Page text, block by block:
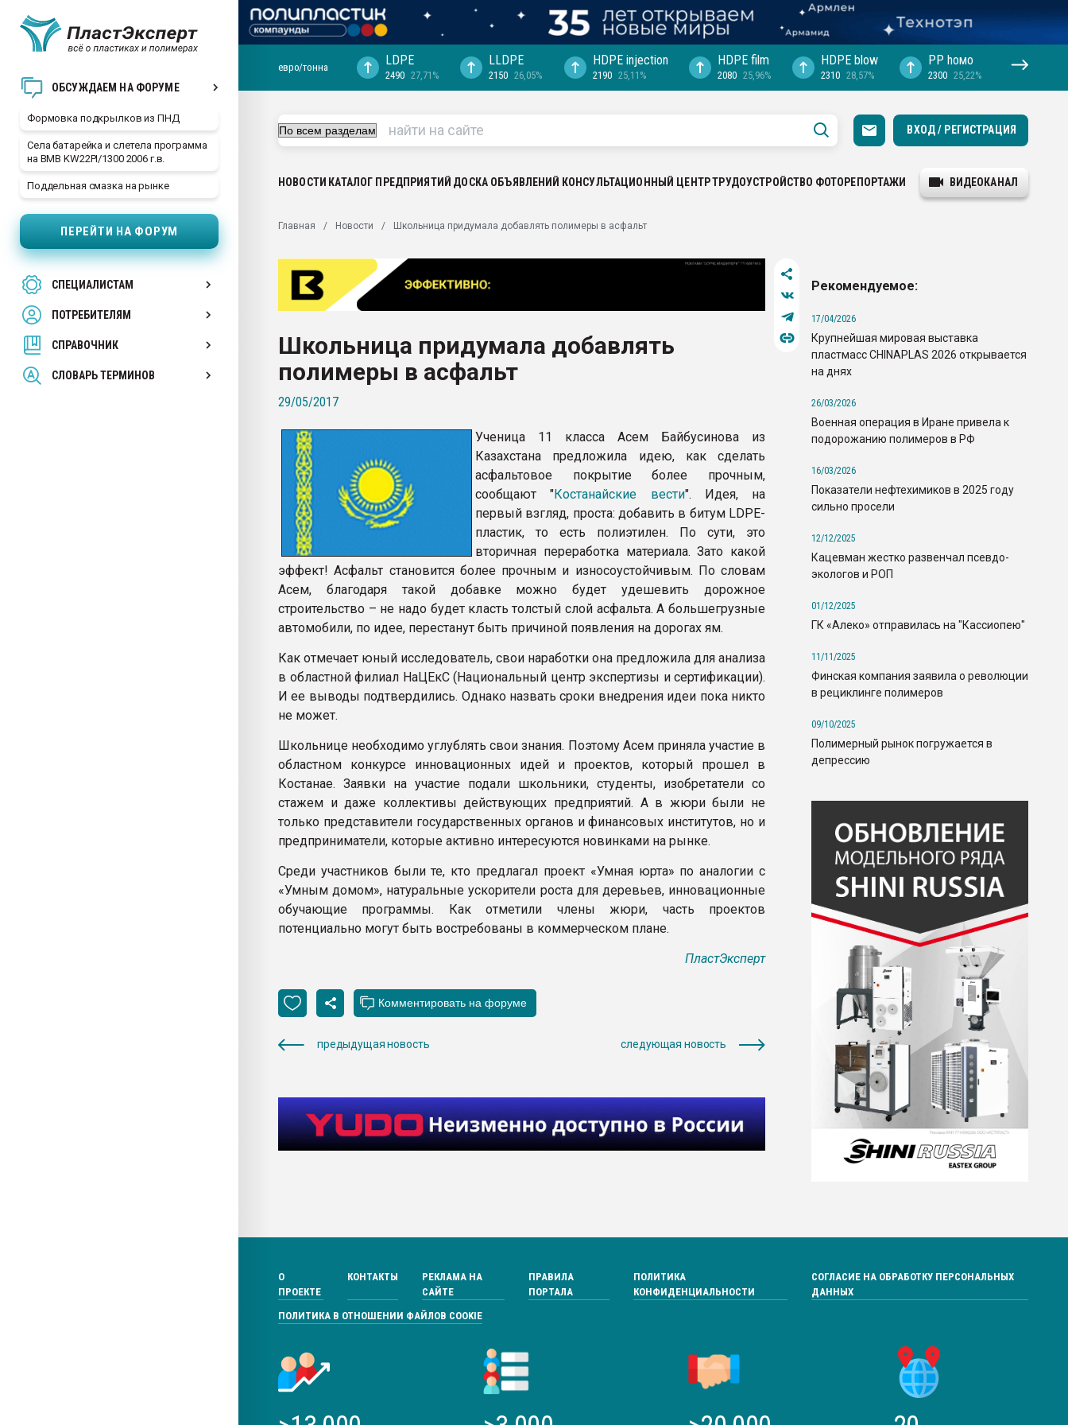
ОБСУЖДАЕМ НА ФОРУМЕ
Формовка подкрылков из ПНД
Села батарейка и слетела программа
на BMB KW22PI/1300 2006 г.в.
Поддельная смазка на рынке
ПЕРЕЙТИ НА ФОРУМ
СПЕЦИАЛИСТАМ
ПОТРЕБИТЕЛЯМ
СПРАВОЧНИК
СЛОВАРЬ ТЕРМИНОВ
29.07.2026 ФРП помог "Ижевскому
Вакуум-формовочные машины:
28.07.2026 Автоматизация выходит на
первый план в переработке
пластмасс
ситуацией на строительном рынке
Всё, что касается выдува ПЭТ
бутылок
ПЕРЕЙТИ НА ФОРУМ
евро/тонна LDPE
2490 27,71%
LLDPE
2150 26,05%
HDPE injection
2190 25,11%
HDPE film
2080 25,96%
HDPE blow
2310 28,57%
PP hомо
2300 25,22%
ВХОД / РЕГИСТРАЦИЯ
НОВОСТИ КАТАЛОГ ПРЕДПРИЯТИЙ ДОСКА ОБЪЯВЛЕНИЙ КОНСУЛЬТАЦИОННЫЙ ЦЕНТРТРУДОУСТРОЙСТВО ФОТОРЕПОРТАЖИ ВИДЕОКАНАЛ
Главная Новости Школьница придумала добавлять полимеры в асфальт
Школьница придумала добавлять
полимеры в асфальт
29/05/2017
Ученица 11 класса Асем Байбусинова из
Казахстана предложила идею, как сделать
асфальтовое покрытие более прочным,
сообщают "Костанайские вести". Идея, на
первый взгляд, проста: добавить в битум LDPE-
пластик, то есть полиэтилен. По сути, это
вторичная переработка материала. Зато какой
эффект! Асфальт становится более прочным и износоустойчивым. По словам
Асем, благодаря такой добавке можно будет удешевить дорожное
строительство – не надо будет класть толстый слой асфальта. А большегрузные
автомобили, по идее, перестанут быть причиной появления на дорогах ям.
Как отмечает юный исследователь, свои наработки она предложила для анализа
в областной филиал НаЦЕкС (Национальный центр экспертизы и сертификации).
И ее выводы подтвердились. Однако назвать сроки внедрения идеи пока никто
не может.
Школьнице необходимо углуб­лять свои знания. Поэтому Асем приняла участие в
областном конкурсе инновационных идей и проектов, который прошел в
Костанае. Заявки на участие подали школьники, студенты, изобретатели со
стажем и даже коллективы действующих предприятий. А в жюри были не
только представители государственных органов и финансовых институтов, но и
предприниматели, которые активно интересуются новинками на рынке.
Среди участников были те, кто предлагал проект «Умная юрта» по аналогии с
«Умным домом», натуральные ускорители роста для деревьев, инновационные
обучающие программы. Как отметили члены жюри, часть проектов
потенциально могут быть востребованы в коммерческом плане.
ПластЭксперт
предыдущая новость следующая новость
Рекомендуемое:
17/04/2026
Крупнейшая мировая выставка
пластмасс CHINAPLAS 2026 открывается
на днях
26/03/2026
Военная операция в Иране привела к
подорожанию полимеров в РФ
16/03/2026
Показатели нефтехимиков в 2025 году
сильно просели
12/12/2025
Кацевман жестко развенчал псевдо-
экологов и РОП
01/12/2025
ГК «Алеко» отправилась на "Кассиопею"
11/11/2025
Финская компания заявила о революции
в рециклинге полимеров
09/10/2025
Полимерный рынок погружается в
депрессию
О
ПРОЕКТЕ
КОНТАКТЫ
РЕКЛАМА НА
САЙТЕ
ПРАВИЛА
ПОРТАЛА
ПОЛИТИКА
КОНФИДЕНЦИАЛЬНОСТИ
СОГЛАСИЕ НА ОБРАБОТКУ ПЕРСОНАЛЬНЫХ
ДАННЫХ
ПОЛИТИКА В ОТНОШЕНИИ ФАЙЛОВ COOKIE